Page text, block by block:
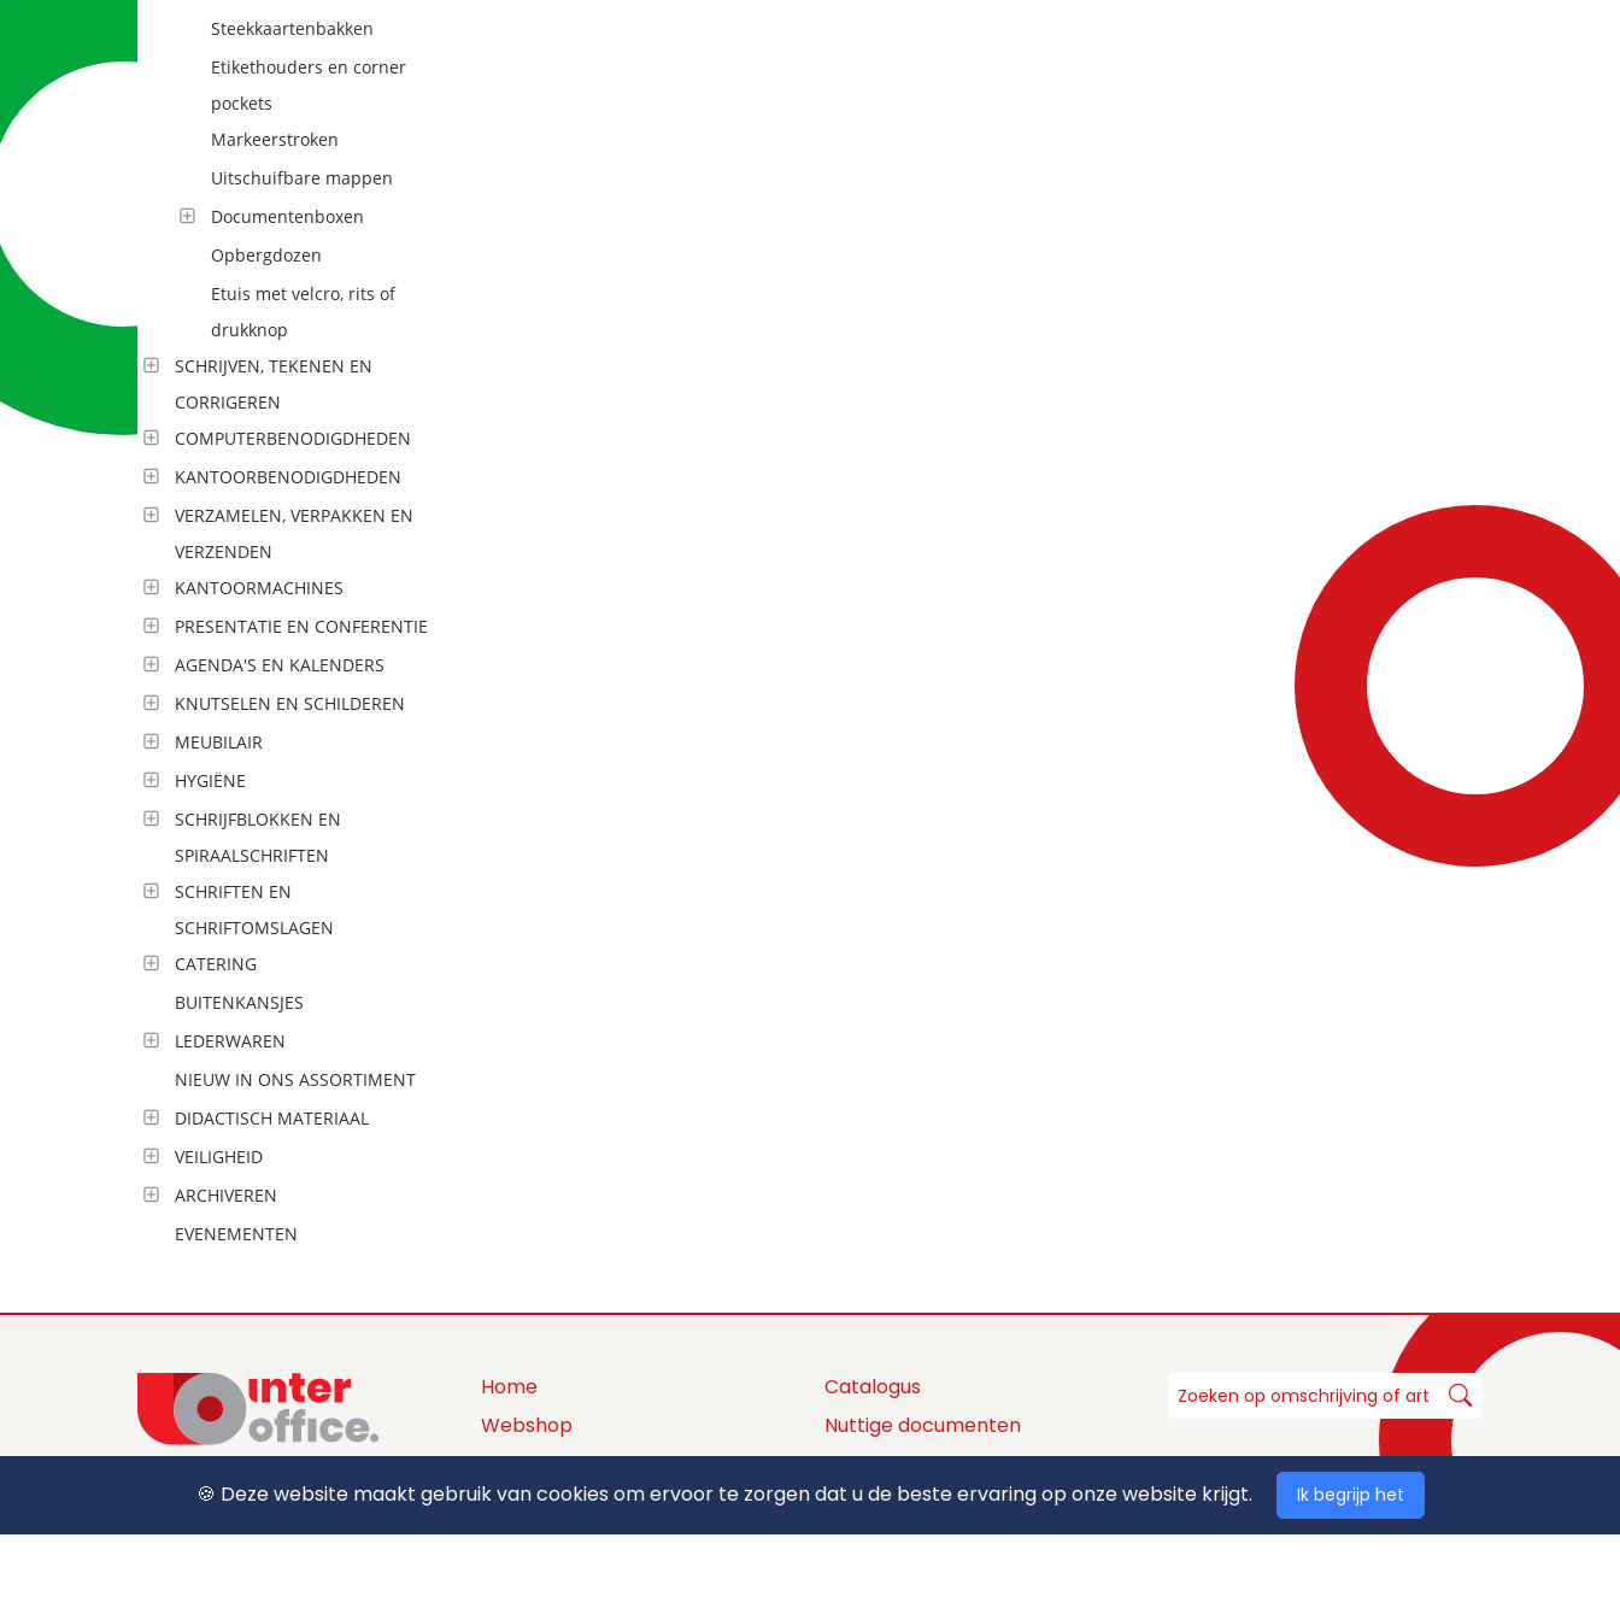
Steekkaartenbakken
Etikethouders en corner
pockets
Markeerstroken
Uitschuifbare mappen
Documentenboxen
Opbergdozen
Etuis met velcro, rits of
drukknop
SCHRIJVEN, TEKENEN EN
CORRIGEREN
COMPUTERBENODIGDHEDEN
KANTOORBENODIGDHEDEN
VERZAMELEN, VERPAKKEN EN
VERZENDEN
KANTOORMACHINES
PRESENTATIE EN CONFERENTIE
AGENDA'S EN KALENDERS
KNUTSELEN EN SCHILDEREN
MEUBILAIR
HYGIËNE
SCHRIJFBLOKKEN EN
SPIRAALSCHRIFTEN
SCHRIFTEN EN
SCHRIFTOMSLAGEN
CATERING
BUITENKANSJES
LEDERWAREN
NIEUW IN ONS ASSORTIMENT
DIDACTISCH MATERIAAL
VEILIGHEID
ARCHIVEREN
EVENEMENTEN
+32 (0) 12 39 15 55
sales@interoffice.be
Home
Webshop
Productaanbod
Over ons
Contact
Catalogus
Nuttige documenten
Privacy policy
Algemene voorwaarden
🍪 Deze website maakt gebruik van cookies om ervoor te zorgen dat u de beste ervaring op onze website krijgt. Ik begrijp het